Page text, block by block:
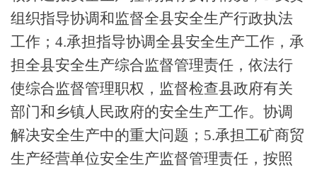
组织指导协调和监督全县安全生产行政执法
工作； 4.承担指导协调全县安全生产工作，承
担全县安全生产综合监督管理责任，依法行
使综合监督管理职权，监督检查县政府有关
部门和乡镇人民政府的安全生产工作。协调
解决安全生产中的重大问题； 5.承担工矿商贸
生产经营单位安全生产监督管理责任，按照